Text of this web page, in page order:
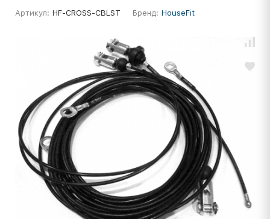
Артикул: HF-CROSS-CBLST Бренд: HouseFit